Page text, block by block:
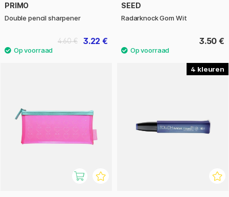
PRIMO
Double pencil sharpener
3.22 €
4.60 €
SEED
Radarknock Gom Wit
3.50 €
4